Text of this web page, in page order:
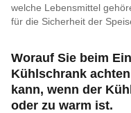
welche Lebensmittel
für die Sicherheit der
Worauf Sie beim
Kühlschrank
kann, wenn der
oder zu warm ist.